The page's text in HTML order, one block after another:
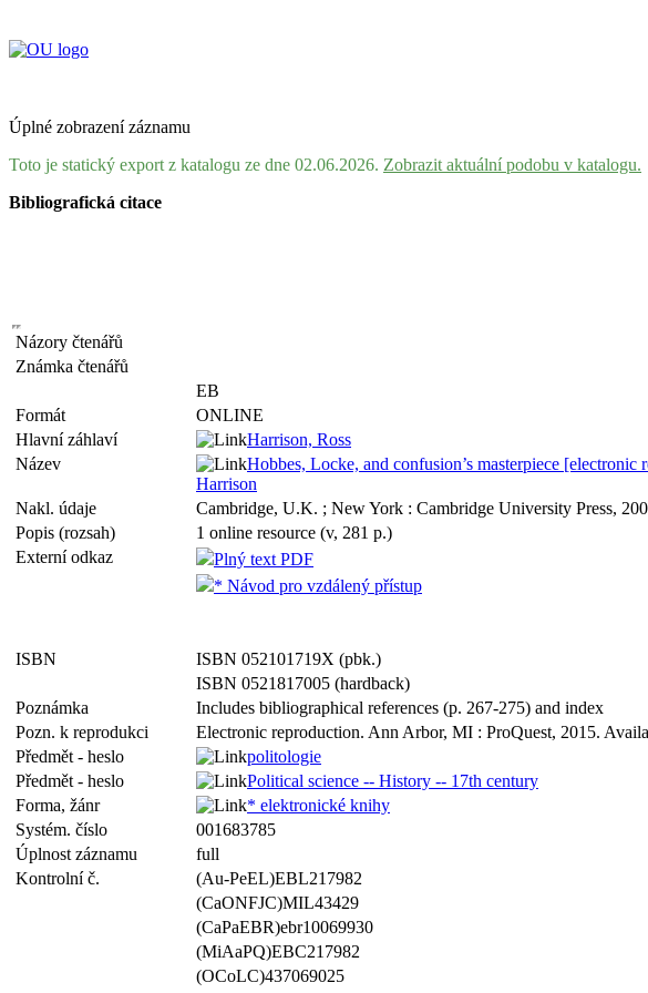
Úplné zobrazení záznamu
Toto je statický export z katalogu ze dne 02.06.2026. Zobrazit aktuální podobu v katalogu.
Bibliografická citace
Názory čtenářů
Známka čtenářů
EB
Formát
ONLINE
Hlavní záhlaví
Harrison, Ross
Název
Hobbes, Locke, and confusion’s masterpiece
Harrison
Nakl. údaje
Cambridge, U.K. ; New York : Cambridge University Press,
Popis (rozsah)
1 online resource (v, 281 p.)
Externí odkaz
Plný text PDF
* Návod pro vzdálený přístup
ISBN
ISBN 052101719X (pbk.)
ISBN 0521817005 (hardback)
Poznámka
Includes bibliographical references (p. 267-275) and index
Pozn. k reprodukci
Electronic reproduction. Ann Arbor, MI : ProQuest, 2015.
Předmět - heslo
politologie
Předmět - heslo
Political science -- History -- 17th century
Forma, žánr
* elektronické knihy
Systém. číslo
001683785
Úplnost záznamu
full
Kontrolní č.
(Au-PeEL)EBL217982
(CaONFJC)MIL43429
(CaPaEBR)ebr10069930
(MiAaPQ)EBC217982
(OCoLC)437069025